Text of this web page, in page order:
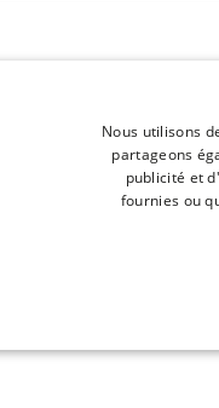
Nous utilisons
partageons
publicité et
fournies ou
STRICTEMENT